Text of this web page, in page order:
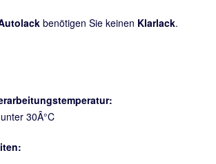
benötigen Sie keinen Klarlack.
30Â°C